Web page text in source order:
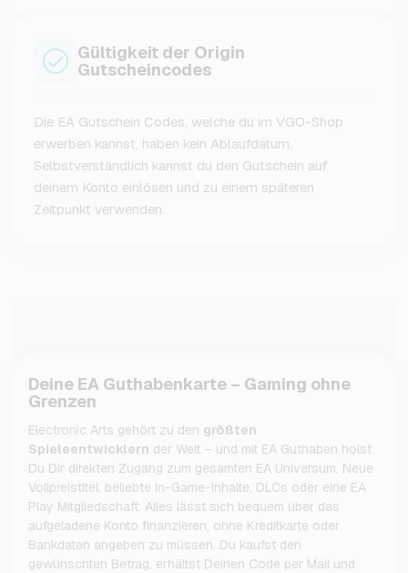
Gültigkeit der Origin
Gutscheincodes
Die EA Gutschein Codes, welche du im VGO-Shop
erwerben kannst, haben kein Ablaufdatum.
Selbstverständlich kannst du den Gutschein auf
deinem Konto einlösen und zu einem späteren
Zeitpunkt verwenden.
Deine EA Guthabenkarte – Gaming ohne
Grenzen
Electronic Arts gehört zu den größten
Spieleentwicklern der Welt – und mit EA Guthaben holst
Du Dir direkten Zugang zum gesamten EA Universum. Neue
Vollpreistitel, beliebte In-Game-Inhalte, DLCs oder eine EA
Play Mitgliedschaft: Alles lässt sich bequem über das
aufgeladene Konto finanzieren, ohne Kreditkarte oder
Bankdaten angeben zu müssen. Du kaufst den
gewünschten Betrag, erhältst Deinen Code per Mail und